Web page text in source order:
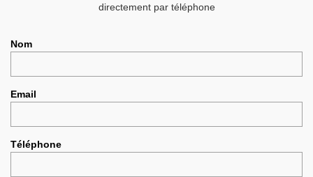
directement par téléphone
Nom
Email
Téléphone